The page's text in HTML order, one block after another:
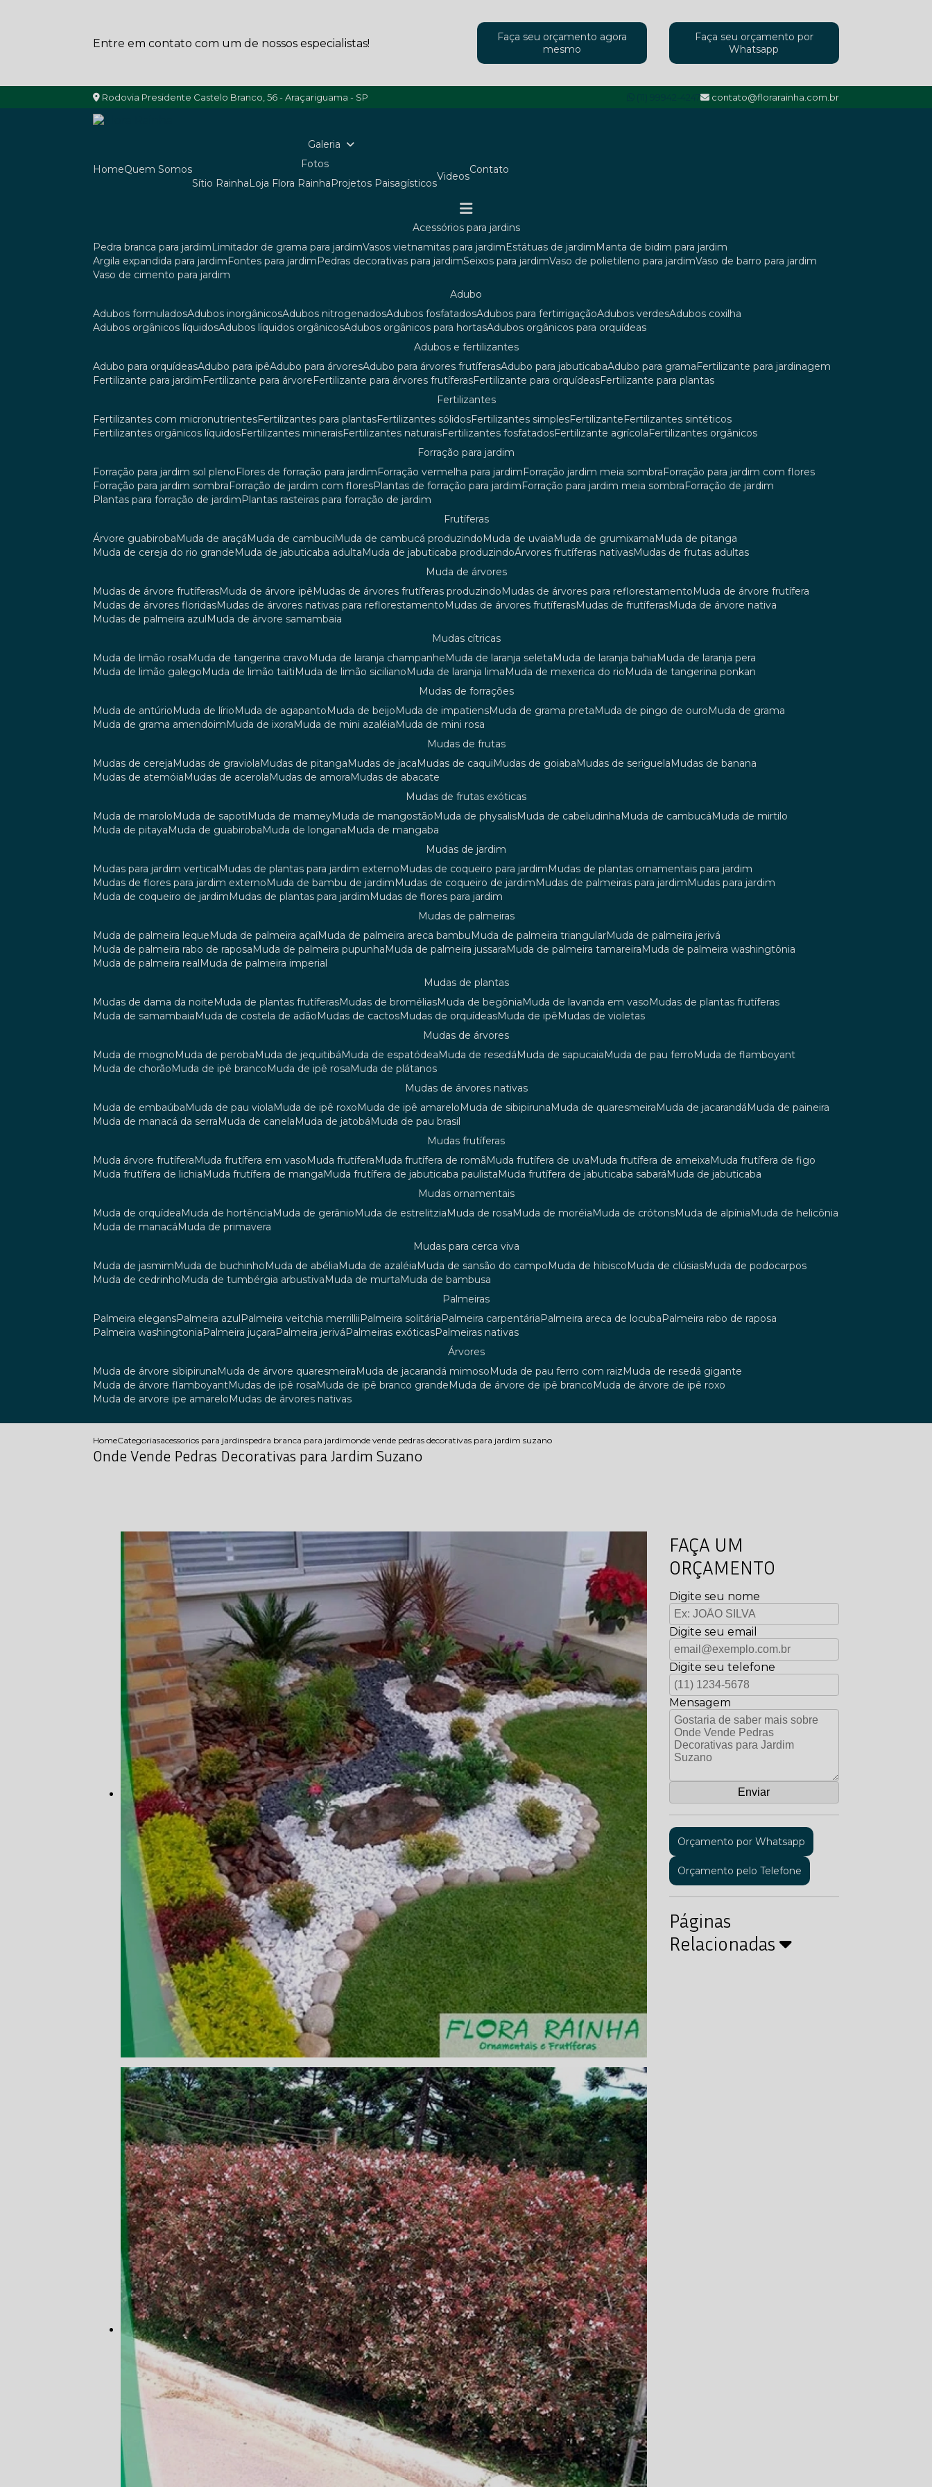
Entre em contato com um de nossos especialistas!
Faça seu orçamento agora
mesmo
Faça seu orçamento por
Whatsapp
Rodovia Presidente Castelo Branco, 56 - Araçariguama - SP contato@florarainha.com.br
Home Quem Somos
Galeria
Fotos
Sítio Rainha
Loja Flora Rainha Projetos Paisagísticos
Videos
Contato
acessórios para jardins
pedra branca para jardim
limitador de grama para jardim vasos vietnamitas para jardim estátuas de jardim
manta de bidim para jardim
argila expandida para jardim
fontes para jardim pedras decorativas para jardim seixos para jardim vaso de polietileno para jardim vaso de barro para jardim
vaso de cimento para jardim
adubo
adubos formulados adubos inorgânicos adubos nitrogenados adubos fosfatados adubos para fertirrigação adubos verdes adubos coxilha
adubos orgânicos líquidos adubos líquidos orgânicos adubos orgânicos para hortas adubos orgânicos para orquídeas
adubos e fertilizantes
adubo para orquídeas adubo para ipê adubo para árvores adubo para árvores frutíferas adubo para jabuticaba adubo para grama
fertilizante para jardinagem
fertilizante para jardim
fertilizante para árvore fertilizante para árvores frutíferas fertilizante para orquídeas fertilizante para plantas
fertilizantes
fertilizantes com micronutrientes fertilizantes para plantas fertilizantes sólidos fertilizantes simples fertilizante
fertilizantes sintéticos
fertilizantes orgânicos líquidos fertilizantes minerais fertilizantes naturais fertilizantes fosfatados fertilizante agrícola
fertilizantes orgânicos
forração para jardim
forração para jardim sol pleno
flores de forração para jardim forração vermelha para jardim forração jardim meia sombra
forração para jardim com flores
forração para jardim sombra
forração de jardim com flores plantas de forração para jardim forração para jardim meia sombra
forração de jardim
plantas para forração de jardim
plantas rasteiras para forração de jardim
frutíferas
árvore guabiroba
muda de araçá muda de cambuci muda de cambucá produzindo muda de uvaia muda de grumixama
muda de pitanga
muda de cereja do rio grande
muda de jabuticaba adulta muda de jabuticaba produzindo árvores frutíferas nativas
mudas de frutas adultas
muda de árvores
mudas de árvore frutíferas
muda de árvore ipê mudas de árvores frutíferas produzindo mudas de árvores para reflorestamento
muda de árvore frutífera
mudas de árvores floridas
mudas de árvores nativas para reflorestamento mudas de árvores frutíferas mudas de frutíferas
muda de árvore nativa
mudas de palmeira azul
muda de árvore samambaia
mudas cítricas
muda de limão rosa
muda de tangerina cravo muda de laranja champanhe muda de laranja seleta muda de laranja bahia
muda de laranja pera
muda de limão galego
muda de limão taiti muda de limão siciliano muda de laranja lima muda de mexerica do rio
muda de tangerina ponkan
mudas de forrações
muda de antúrio
muda de lírio muda de agapanto muda de beijo muda de impatiens muda de grama preta muda de pingo de ouro
muda de grama
muda de grama amendoim
muda de ixora muda de mini azaléia
muda de mini rosa
mudas de frutas
mudas de cereja
mudas de graviola mudas de pitanga mudas de jaca mudas de caqui mudas de goiaba mudas de seriguela
mudas de banana
mudas de atemóia
mudas de acerola mudas de amora
mudas de abacate
mudas de frutas exóticas
muda de marolo
muda de sapoti muda de mamey muda de mangostão muda de physalis muda de cabeludinha muda de cambucá
muda de mirtilo
muda de pitaya
muda de guabiroba muda de longana
muda de mangaba
mudas de jardim
mudas para jardim vertical
mudas de plantas para jardim externo mudas de coqueiro para jardim
mudas de plantas ornamentais para jardim
mudas de flores para jardim externo
muda de bambu de jardim mudas de coqueiro de jardim mudas de palmeiras para jardim
mudas para jardim
muda de coqueiro de jardim
mudas de plantas para jardim
mudas de flores para jardim
mudas de palmeiras
muda de palmeira leque
muda de palmeira açaí muda de palmeira areca bambu muda de palmeira triangular
muda de palmeira jerivá
muda de palmeira rabo de raposa
muda de palmeira pupunha muda de palmeira jussara muda de palmeira tamareira
muda de palmeira washingtônia
muda de palmeira real
muda de palmeira imperial
mudas de plantas
mudas de dama da noite
muda de plantas frutíferas mudas de bromélias muda de begônia muda de lavanda em vaso
mudas de plantas frutíferas
muda de samambaia
muda de costela de adão mudas de cactos mudas de orquídeas muda de ipê
mudas de violetas
mudas de árvores
muda de mogno
muda de peroba muda de jequitibá muda de espatódea muda de resedá muda de sapucaia muda de pau ferro
muda de flamboyant
muda de chorão
muda de ipê branco muda de ipê rosa
muda de plátanos
mudas de árvores nativas
muda de embaúba
muda de pau viola muda de ipê roxo muda de ipê amarelo muda de sibipiruna muda de quaresmeira muda de jacarandá
muda de paineira
muda de manacá da serra
muda de canela muda de jatobá
muda de pau brasil
mudas frutíferas
muda árvore frutífera
muda frutífera em vaso muda frutífera muda frutífera de romã muda frutífera de uva muda frutífera de ameixa
muda frutífera de figo
muda frutífera de lichia
muda frutífera de manga muda frutífera de jabuticaba paulista muda frutífera de jabuticaba sabará
muda de jabuticaba
mudas ornamentais
muda de orquídea
muda de hortência muda de gerânio muda de estrelitzia muda de rosa muda de moréia muda de crótons muda de alpínia
muda de helicônia
muda de manacá
muda de primavera
mudas para cerca viva
muda de jasmim
muda de buchinho muda de abélia muda de azaléia muda de sansão do campo muda de hibisco muda de clúsias
muda de podocarpos
muda de cedrinho
muda de tumbérgia arbustiva muda de murta
muda de bambusa
palmeiras
palmeira elegans
palmeira azul palmeira veitchia merrillii palmeira solitária palmeira carpentária palmeira areca de locuba
palmeira rabo de raposa
palmeira washingtonia
palmeira juçara palmeira jerivá palmeiras exóticas
palmeiras nativas
árvores
muda de árvore sibipiruna
muda de árvore quaresmeira muda de jacarandá mimoso muda de pau ferro com raiz
muda de resedá gigante
muda de árvore flamboyant
mudas de ipê rosa muda de ipê branco grande muda de árvore de ipê branco
muda de árvore de ipê roxo
muda de arvore ipe amarelo
mudas de árvores nativas
HomeCategoriasacessorios para jardinspedra branca para jardimonde vende pedras decorativas para jardim suzano
Onde Vende Pedras Decorativas para Jardim Suzano
FAÇA UM
ORÇAMENTO
Digite seu nome
Digite seu email
Digite seu telefone
Mensagem
Orçamento por Whatsapp
Orçamento pelo Telefone
Páginas
Relacionadas